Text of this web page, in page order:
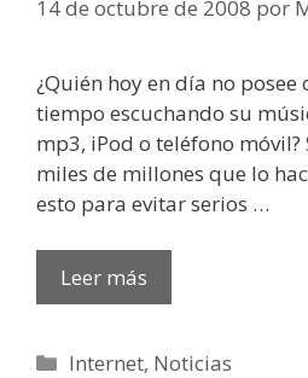
14 de octubre de 2008 por
¿Quién hoy en día no posee
tiempo escuchando su
mp3, iPod o teléfono móvil?
miles de millones que lo
esto para evitar serios …
Leer más
Categorías
Internet, Noticias